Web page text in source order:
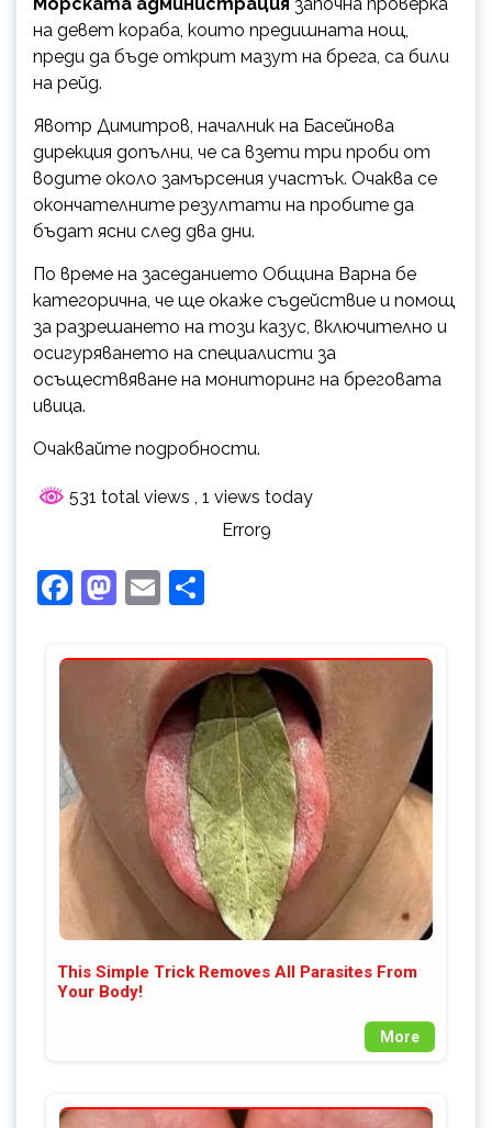
на девет кораба, които предишната нощ,
преди да бъде открит мазут на брега, са били
на рейд.
Явотр Димитров, началник на Басейнова
дирекция допълни, че са взети три проби от
водите около замърсения участък. Очаква се
окончателните резултати на пробите да
бъдат ясни след два дни.
По време на заседанието Община Варна бе
категорична, че ще окаже съдействие и помощ
за разрешането на този казус, включително и
осигуряването на специалисти за
осъществяване на мониторинг на бреговата
ивица.
Очаквайте подробности.
531 total views
, 1 views today
Error9
Facebook
Mastodon
Email
This Simple Trick Removes All Parasites From
Your Body!
More